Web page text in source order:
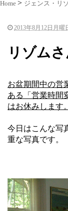
Home ジェンス・リ
2013年8月12日月曜
リゾム
お盆期間中の営
ある「営業時間
はお休みします。
今日はこんな写
重な写真です。